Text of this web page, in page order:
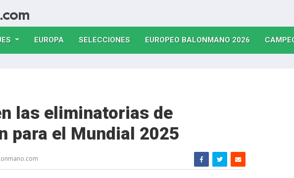
EUROPA(CURRENT)
SELECCIONES(CURRENT)
EUROPEO BALONMANO 2026(CURRENT)
las eliminatorias de
para el Mundial 2025